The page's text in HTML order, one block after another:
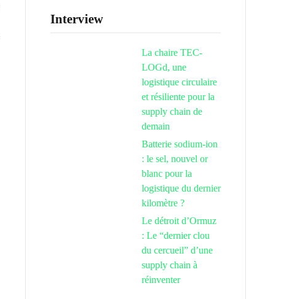
Interview
La chaire TEC-
LOGd, une
logistique circulaire
et résiliente pour la
supply chain de
demain
Batterie sodium-ion
: le sel, nouvel or
blanc pour la
logistique du dernier
kilomètre ?
Le détroit d’Ormuz
: Le “dernier clou
du cercueil” d’une
supply chain à
réinventer